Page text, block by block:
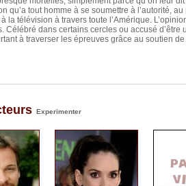
qu’a tout homme à se soumettre à l’autorité,
la télévision à travers toute l’Amérique.
Célébré dans certains cercles ou accusé
à traverser les épreuves grâce au soutien
Experimenter